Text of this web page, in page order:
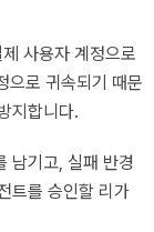
사용자 계정으로
으로 귀속되기 때문
지합니다.
남기고, 실패 반경
트를 승인할 리가